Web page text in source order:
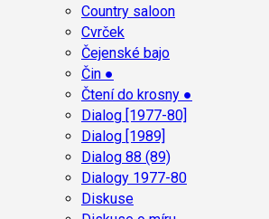
Country saloon
Cvrček
Čejenské bajo
Čin ●
Čtení do krosny ●
Dialog [1977-80]
Dialog [1989]
Dialog 88 (89)
Dialogy 1977-80
Diskuse